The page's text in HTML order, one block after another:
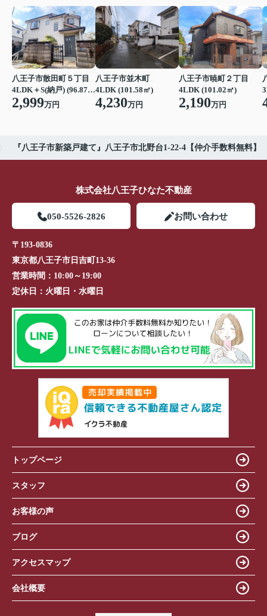
八王子市散田町５丁目
4LDK＋S(納戸) (96.87㎡)
2,999万円
八王子市並木町
4LDK (101.58㎡)
4,230万円
八王子市暁町２丁目
4LDK (101.02㎡)
2,190万円
『八王子市新築戸建て』八王子市北野台1-22-4【仲介手数料無料】
株式会社八王子ひなた不動産
050-5526-2826 お問い合わせ
〒193-0836
東京都八王子市日吉町13-36
営業時間： 10:00～19:00
定休日： 火曜日・水曜日
トップページ
スタッフ
お客様の声
ブログ
アクセスマップ
会社概要